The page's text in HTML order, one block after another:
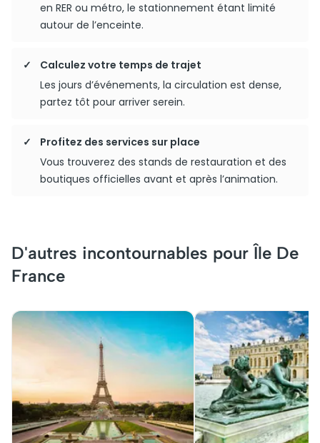
en RER ou métro, le stationnement étant limité
autour de l’enceinte.
Calculez votre temps de trajet
Les jours d’événements, la circulation est dense,
partez tôt pour arriver serein.
Profitez des services sur place
Vous trouverez des stands de restauration et des
boutiques officielles avant et après l’animation.
D'autres incontournables pour Île De
France